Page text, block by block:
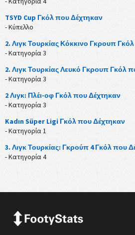
TSYD Cup Γκόλ που Δέχτηκαν
- Κύπελλο
2. Λιγκ Τουρκίας Κόκκινο Γκρουπ
- Κατηγορία 3
2. Λιγκ Τουρκίας Λευκό Γκρουπ Γκόλ
- Κατηγορία 3
2 Λιγκ: Πλέι-οφ Γκόλ που Δέχτηκαν
- Κατηγορία 3
Kadın Süper Ligi Γκόλ που Δέχτηκαν
- Κατηγορία 1
3. Λιγκ Τουρκίας: Γκρούπ 4 Γκόλ που
- Κατηγορία 4